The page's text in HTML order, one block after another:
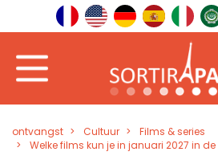
ontvangst Cultuur
Films & series
Welke films kun je in januari 2027 in